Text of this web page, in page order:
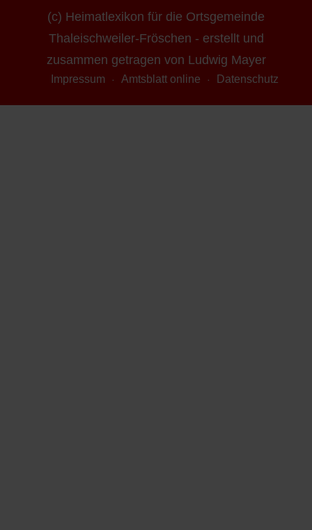
(c) Heimatlexikon für die Ortsgemeinde
Thaleischweiler-Fröschen - erstellt und
zusammen getragen von Ludwig Mayer
Impressum Amtsblatt online Datenschutz